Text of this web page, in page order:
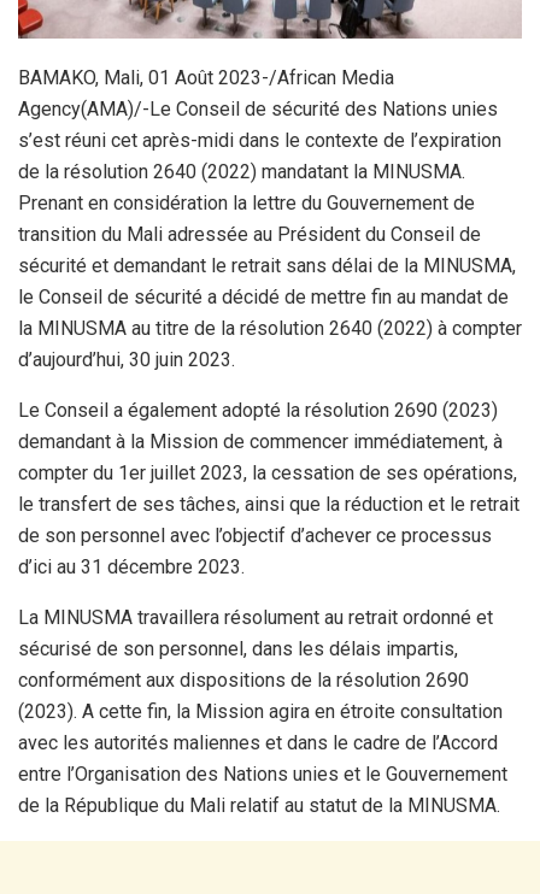
BAMAKO, Mali, 01 Août 2023-/African Media
Agency(AMA)/-Le Conseil de sécurité des Nations unies
s’est réuni cet après-midi dans le contexte de l’expiration
de la résolution 2640 (2022) mandatant la MINUSMA.
Prenant en considération la lettre du Gouvernement de
transition du Mali adressée au Président du Conseil de
sécurité et demandant le retrait sans délai de la MINUSMA,
le Conseil de sécurité a décidé de mettre fin au mandat de
la MINUSMA au titre de la résolution 2640 (2022) à compter
d’aujourd’hui, 30 juin 2023.
Le Conseil a également adopté la résolution 2690 (2023)
demandant à la Mission de commencer immédiatement, à
compter du 1er juillet 2023, la cessation de ses opérations,
le transfert de ses tâches, ainsi que la réduction et le retrait
de son personnel avec l’objectif d’achever ce processus
d’ici au 31 décembre 2023.
La MINUSMA travaillera résolument au retrait ordonné et
sécurisé de son personnel, dans les délais impartis,
conformément aux dispositions de la résolution 2690
(2023). A cette fin, la Mission agira en étroite consultation
avec les autorités maliennes et dans le cadre de l’Accord
entre l’Organisation des Nations unies et le Gouvernement
de la République du Mali relatif au statut de la MINUSMA.